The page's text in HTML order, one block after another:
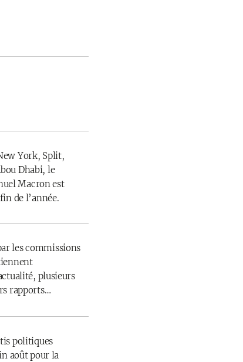
York, Split,
Dhabi, le
Macron est
de l’année.
les commissions
plusieurs
rapports…
politiques
août pour la